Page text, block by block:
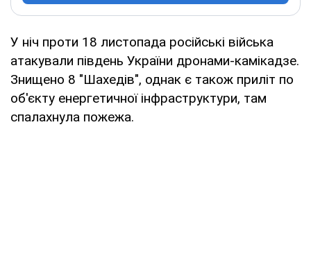
У ніч проти 18 листопада російські війська
атакували південь України дронами-камікадзе.
Знищено 8 "Шахедів", однак є також приліт по
об'єкту енергетичної інфраструктури, там
спалахнула пожежа.